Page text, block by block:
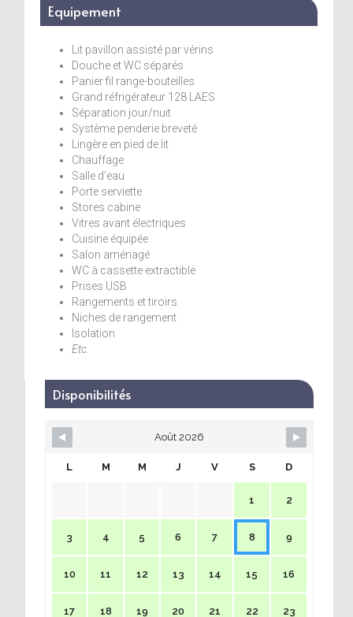
Equipement
Lit pavillon assisté par vérins
Douche et WC séparés
Panier fil range-bouteilles
Grand réfrigérateur 128 LAES
Séparation jour/nuit
Système penderie breveté
Lingère en pied de lit
Chauffage
Salle d’eau
Porte serviette
Stores cabine
Vitres avant électriques
Cuisine équipée
Salon aménagé
WC à cassette extractible
Prises USB
Rangements et tiroirs
Niches de rangement
Isolation
Etc.
Disponibilités
Août 2026
L M M J V S D
1 2
3 4 5 6 7 8 9
10 11 12 13 14 15 16
17 18 19 20 21 22 23